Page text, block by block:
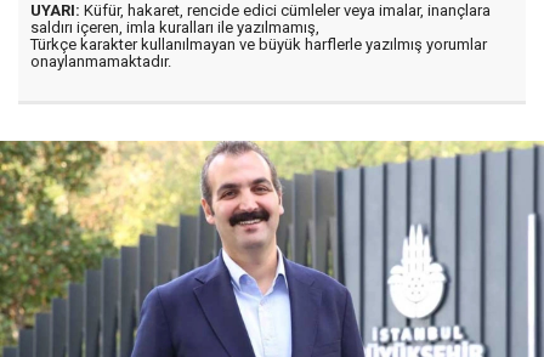
UYARI: Küfür, hakaret, rencide edici cümleler veya imalar, inançlara
saldırı içeren, imla kuralları ile yazılmamış,
Türkçe karakter kullanılmayan ve büyük harflerle yazılmış yorumlar
onaylanmamaktadır.